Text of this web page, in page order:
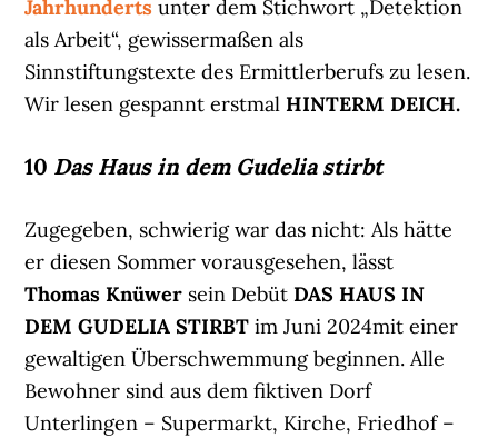
Jahrhunderts unter dem Stichwort „Detektion
als Arbeit“, gewissermaßen als
Sinnstiftungstexte des Ermittlerberufs zu lesen.
Wir lesen gespannt erstmalHINTERM DEICH.
10 Das Haus in dem Gudelia stirbt
Zugegeben, schwierig war das nicht: Als hätte
er diesen Sommer vorausgesehen, lässt
Thomas Knüwer sein DebütDAS HAUS IN
DEM GUDELIA STIRBTim Juni 2024mit einer
gewaltigen Überschwemmung beginnen. Alle
Bewohner sind aus dem fiktiven Dorf
Unterlingen – Supermarkt, Kirche, Friedhof –